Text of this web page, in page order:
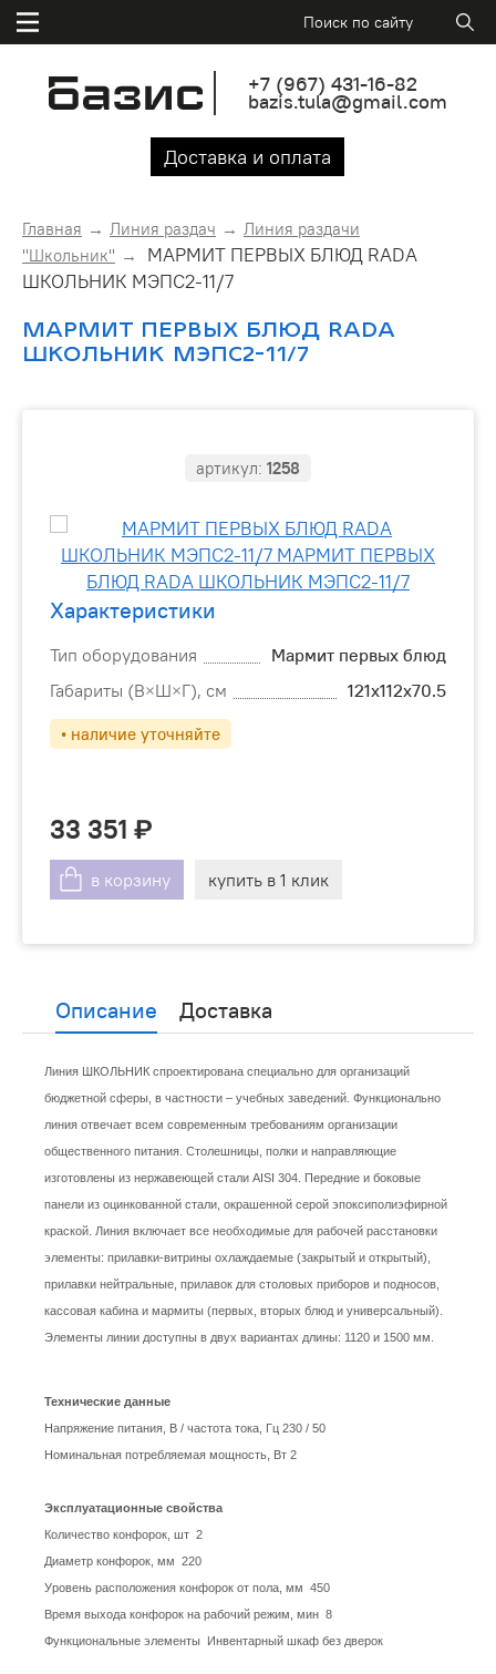
+7 (967) 431-16-82
bazis.tula@gmail.com
Доставка и оплата
Главная Линия раздач
Линия раздачи
"Школьник"
МАРМИТ ПЕРВЫХ БЛЮД RADA
ШКОЛЬНИК МЭПС2-11/7
МАРМИТ ПЕРВЫХ БЛЮД RADA
ШКОЛЬНИК МЭПС2-11/7
артикул: 1258
Характеристики
Тип оборудования
Мармит первых блюд
Габариты (В×Ш×Г), см
121х112х70.5
• наличие уточняйте
33 351
в корзину купить в 1 клик
Описание Доставка
Линия ШКОЛЬНИК спроектирована специально для организаций
бюджетной сферы, в частности – учебных заведений. Функционально
линия отвечает всем современным требованиям организации
общественного питания. Столешницы, полки и направляющие
изготовлены из нержавеющей стали AISI 304. Передние и боковые
панели из оцинкованной стали, окрашенной серой эпоксиполиэфирной
краской. Линия включает все необходимые для рабочей расстановки
элементы: прилавки-витрины охлаждаемые (закрытый и открытый),
прилавки нейтральные, прилавок для столовых приборов и подносов,
кассовая кабина и мармиты (первых, вторых блюд и универсальный).
Элементы линии доступны в двух вариантах длины: 1120 и 1500 мм.
Технические данные
Напряжение питания, В / частота тока, Гц 230 / 50
Номинальная потребляемая мощность, Вт 2
Эксплуатационные свойства
Количество конфорок, шт 2
Диаметр конфорок, мм 220
Уровень расположения конфорок от пола, мм 450
Время выхода конфорок на рабочий режим, мин 8
Функциональные элементы Инвентарный шкаф без дверок